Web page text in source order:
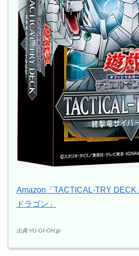
Amazon「TACTICAL-TRY DECK
ドラゴン」
出典:YU-GI-OH.jp